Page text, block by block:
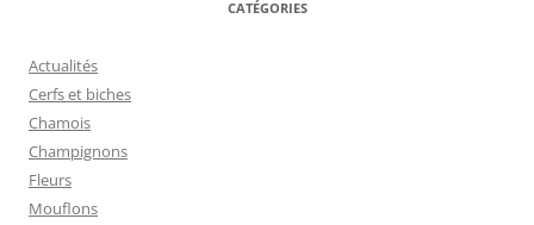
CATÉGORIES
Actualités
Cerfs et biches
Chamois
Champignons
Fleurs
Mouflons